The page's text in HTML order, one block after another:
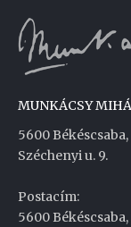
MUNKÁCSY
5600 Békéscsaba,
Széchenyi u. 9.
Postacím:
5600 Békéscsaba,